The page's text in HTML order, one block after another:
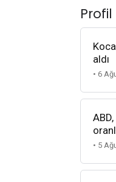
aldı
• 6
• 5